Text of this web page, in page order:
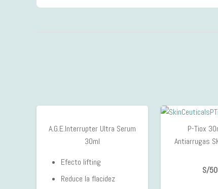
A.G.E.Interrupter Ultra Serum
30ml
Efecto lifting
Reduce la flacidez
P-Tiox
Antiarrugas
S/